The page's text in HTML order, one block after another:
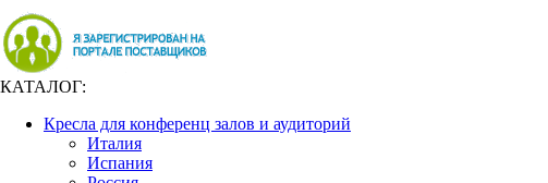
КАТАЛОГ:
Кресла для конференц залов и аудиторий
Италия
Испания